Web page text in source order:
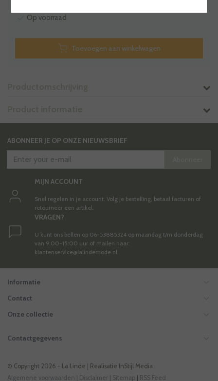
Op voorraad
Toevoegen aan winkelwagen
ABONNEER JE OP ONZE NIEUWSBRIEF
MIJN ACCOUNT
Snel regelen in je account. Volg je bestelling, betaal facturen of
retourneer een artikel.
VRAGEN?
U kunt ons bellen op 06-53885324 op maandag t/m donderdag
van 9:00-15:00 uur of mailen naar:
klantenservice@lalindemode.nl
Informatie
Contact
Onze collectie
Contactgegevens
© Copyright 2026 - La Linde | Realisatie InStijl Media
Algemene voorwaarden
Disclaimer Sitemap RSS Feed